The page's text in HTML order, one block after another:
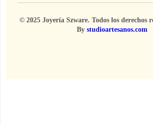
© 2025 Joyería Szware. Todos los derechos
By studioartesanos.com